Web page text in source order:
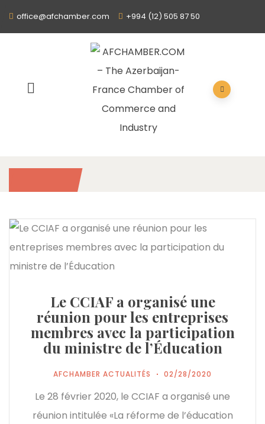
office@afchamber.com +994 (12) 505 87 50
Le CCIAF a organisé une
réunion pour les entreprises
membres avec la participation
du ministre de l’Éducation
AFCHAMBER ACTUALITÉS 02/28/2020
Le 28 février 2020, le CCIAF a organisé une
réunion intitulée «La réforme de l’éducation